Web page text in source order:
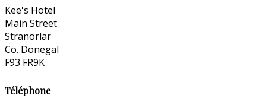
Kee's Hotel
Main Street
Stranorlar
Co. Donegal
F93 FR9K
Téléphone